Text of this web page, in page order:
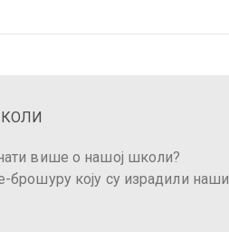
више о нашој школи?
брошуру коју су израдили наши